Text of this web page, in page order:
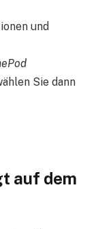
und
Sie dann
auf dem